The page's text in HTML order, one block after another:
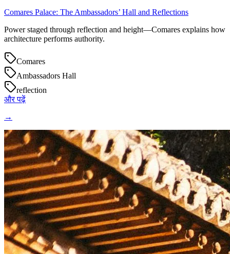
Comares Palace: The Ambassadors’ Hall and Reflections
Power staged through reflection and height—Comares explains how
architecture performs authority.
Comares
Ambassadors Hall
reflection
और पढ़ें
→